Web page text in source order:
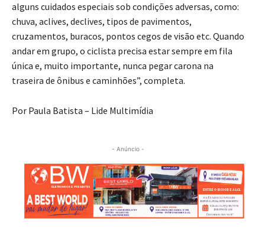
alguns cuidados especiais sob condições adversas, como:
chuva, aclives, declives, tipos de pavimentos,
cruzamentos, buracos, pontos cegos de visão etc. Quando
andar em grupo, o ciclista precisa estar sempre em fila
única e, muito importante, nunca pegar carona na
traseira de ônibus e caminhões”, completa.
Por Paula Batista – Lide Multimídia
- Anúncio -